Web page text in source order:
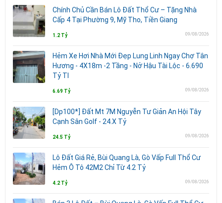
Chính Chủ Cần Bán Lô Đất Thổ Cư – Tặng Nhà
Cấp 4 Tại Phường 9, Mỹ Tho, Tiền Giang
1.2 Tỷ 09/08/2026
Hẻm Xe Hơi Nhà Mới Đẹp Lung Linh Ngay Chợ Tân
Hương - 4X18m -2 Tầng - Nở Hậu Tài Lộc - 6.690
Tỷ Tl
6.69 Tỷ 09/08/2026
[Dp100*] Đất Mt 7M Nguyễn Tư Giản An Hội Tây
Cạnh Sân Golf - 24.X Tỷ
24.5 Tỷ 09/08/2026
Lô Đất Giá Rẻ, Bùi Quang Là, Gò Vấp Full Thổ Cư
Hẻm Ô Tô 42M2 Chỉ Từ 4.2 Tỷ
4.2 Tỷ 09/08/2026